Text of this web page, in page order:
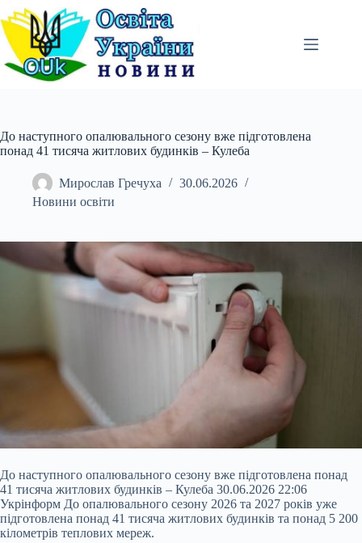
Перейти
до
вмісту
До наступного опалювального сезону вже підготовлена
понад 41 тисяча житлових будинків – Кулеба
Мирослав Гречуха
30.06.2026
Новини освіти
До наступного опалювального сезону вже підготовлена понад
41 тисяча житлових будинків – Кулеба 30.06.2026 22:06
Укрінформ До опалювального сезону 2026 та 2027 років уже
підготовлена понад 41 тисяча житлових будинків та понад 5 200
кілометрів теплових мереж.